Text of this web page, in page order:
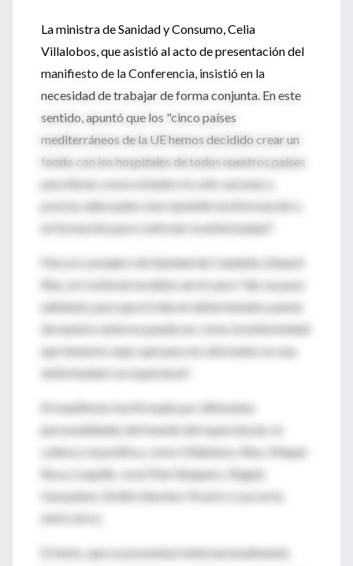
La ministra de Sanidad y Consumo, Celia
Villalobos, que asistió al acto de presentación del
manifiesto de la Conferencia, insistió en la
necesidad de trabajar de forma conjunta. En este
sentido, apuntó que los "cinco países
mediterráneos de la UE hemos decidido crear un
fondo con los hospitales de todos nuestros países
para llevar a esos estados no sólo vacunas a
precios adecuados sino también la información y
la formación para controlar la enfermedad".
Para el consejero de Sanidad de Cataluña, Eduard
Rius, la Conferencia debe servir para "dar un paso
adelante, para que el sida en determinados países
de nuestro entorno pueda ser como la enfermedad
que tenemos aquí, que para los afectados es una
enfermedad con esperanza".
El manifiesto fue firmado por diferentes
personalidades del mundo del espectáculo, la
cultura y la política, como Villalobos, Rius, Miquel
Roca, Loquillo, José Mari Baquero, Ángels
Gonyalons, Emilio Sánchez Vicario y Lucrecia,
entre otros.
El texto, que se presentará internacionalmente,